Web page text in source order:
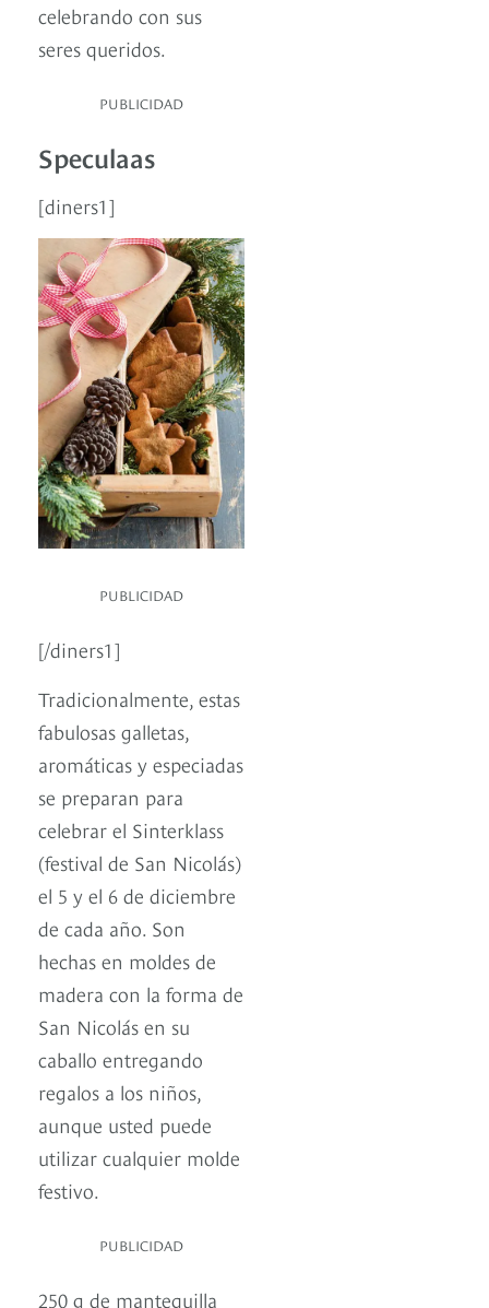
celebrando con sus
seres queridos.
PUBLICIDAD
Speculaas
[diners1]
PUBLICIDAD
[/diners1]
Tradicionalmente, estas
fabulosas galletas,
aromáticas y especiadas
se preparan para
celebrar el Sinterklass
(festival de San Nicolás)
el 5 y el 6 de diciembre
de cada año. Son
hechas en moldes de
madera con la forma de
San Nicolás en su
caballo entregando
regalos a los niños,
aunque usted puede
utilizar cualquier molde
festivo.
PUBLICIDAD
250 g de mantequilla